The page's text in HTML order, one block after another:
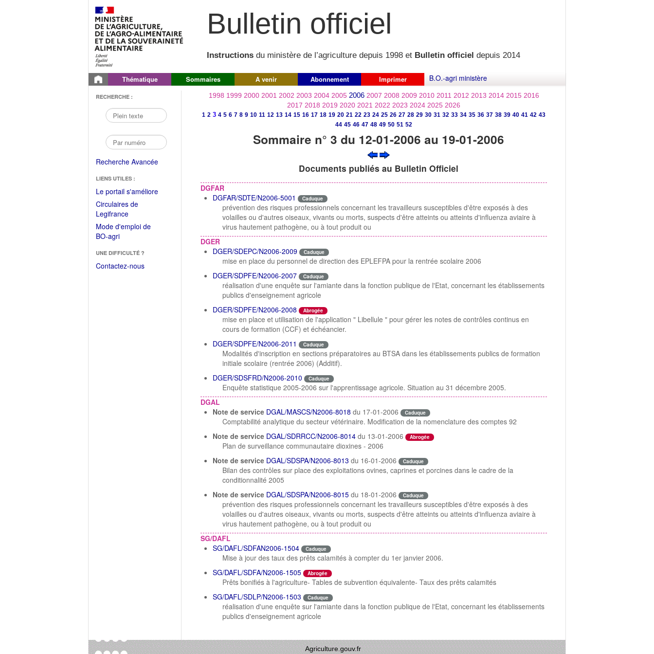
Bulletin officiel
Instructions du ministère de l’agriculture depuis 1998 et Bulletin officiel depuis 2014
Thématique Sommaires A venir Abonnement Imprimer B.O.-agri ministère
RECHERCHE :
Recherche Avancée
LIENS UTILES :
Le portail s'améliore(Fichier
Circulaires de
Legifrance(Ouvrir
dans
une
fenêtre)
Mode d'emploi de
BO-agri(Ouvrir
une
nouvelle
UNE DIFFICULTÉ ?
Contactez-nous
1998 1999 2000 2001 2002 2003 2004 2005 2006 2007 2008 2009 2010 2011 2012 2013 2014 2015 2016
2017 2018 2019 2020 2021 2022 2023 2024 2025 2026
1 2 3 4 5 6 7 8 9 10 11 12 13 14 15 16 17 18 19 20 21 22 23 24 25 26 27 28 29 30 31 32 33 34 35 36 37 38 39 40 41 42 43
44 45 46 47 48 49 50 51 52
Sommaire n° 3 du 12-01-2006 au 19-01-2006
Documents publiés au Bulletin Officiel
DGFAR
DGFAR/SDTE/N2006-5001
Caduque
prévention des risques professionnels concernant les travailleurs susceptibles d'être exposés à des
volailles ou d'autres oiseaux, vivants ou morts, suspects d'être atteints ou atteints d'influenza aviaire à
virus hautement pathogène, ou à tout produit ou
DGER
DGER/SDEPC/N2006-2009
Caduque
mise en place du personnel de direction des EPLEFPA pour la rentrée scolaire 2006
DGER/SDPFE/N2006-2007
Caduque
réalisation d'une enquête sur l'amiante dans la fonction publique de l'Etat, concernant les établissements
publics d'enseignement agricole
DGER/SDPFE/N2006-2008
Abrogée
mise en place et utilisation de l'application " Libellule " pour gérer les notes de contrôles continus en
cours de formation (CCF) et échéancier.
DGER/SDPFE/N2006-2011
Caduque
Modalités d'inscription en sections préparatoires au BTSA dans les établissements publics de formation
initiale scolaire (rentrée 2006) (Additif).
DGER/SDSFRD/N2006-2010
Caduque
Enquête statistique 2005-2006 sur l'apprentissage agricole. Situation au 31 décembre 2005.
DGAL
Note de service DGAL/MASCS/N2006-8018 du 17-01-2006 Caduque
Comptabilité analytique du secteur vétérinaire. Modification de la nomenclature des comptes 92
Note de service DGAL/SDRRCC/N2006-8014 du 13-01-2006 Abrogée
Plan de surveillance communautaire dioxines - 2006
Note de service DGAL/SDSPA/N2006-8013 du 16-01-2006 Caduque
Bilan des contrôles sur place des exploitations ovines, caprines et porcines dans le cadre de la
conditionnalité 2005
Note de service DGAL/SDSPA/N2006-8015 du 18-01-2006 Caduque
prévention des risques professionnels concernant les travailleurs susceptibles d'être exposés à des
volailles ou d'autres oiseaux, vivants ou morts, suspects d'être atteints ou atteints d'influenza aviaire à
virus hautement pathogène, ou à tout produit ou
SG/DAFL
SG/DAFL/SDFAN2006-1504
Caduque
Mise à jour des taux des prêts calamités à compter du 1er janvier 2006.
SG/DAFL/SDFA/N2006-1505
Abrogée
Prêts bonifiés à l'agriculture- Tables de subvention équivalente- Taux des prêts calamités
SG/DAFL/SDLP/N2006-1503
Caduque
réalisation d'une enquête sur l'amiante dans la fonction publique de l'Etat, concernant les établissements
publics d'enseignement agricole
Agriculture.gouv.fr